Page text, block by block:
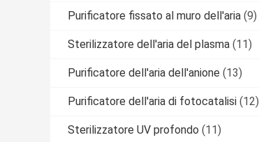
Purificatore fissato al muro dell'aria (9)
Sterilizzatore dell'aria del plasma (11)
Purificatore dell'aria dell'anione (13)
Purificatore dell'aria di fotocatalisi (12)
Sterilizzatore UV profondo (11)